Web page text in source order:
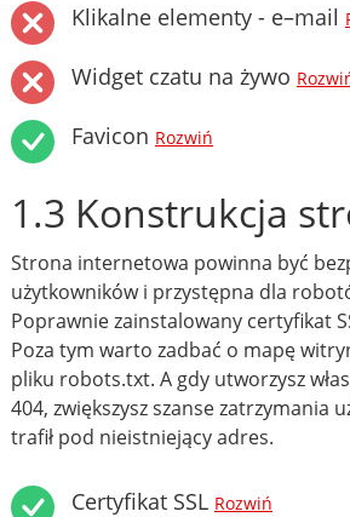
Klikalne elementy - e–mail
Widget czatu na żywo
Favicon Rozwiń
1.3 Konstrukcja
Strona internetowa powinna być
użytkowników i przystępna dla
Poprawnie zainstalowany certyfikat
Poza tym warto zadbać o mapę
pliku robots.txt. A gdy utworzysz
404, zwiększysz szanse zatrzymania
trafił pod nieistniejący adres.
Certyfikat SSL Rozwiń